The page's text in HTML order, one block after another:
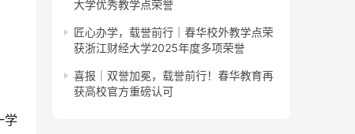
学
大学优秀教学点荣誉
匠心办学，载誉前行｜春华校外教学点荣
获浙江财经大学2025年度多项荣誉
喜报｜双誉加冕，载誉前行！春华教育再
获高校官方重磅认可